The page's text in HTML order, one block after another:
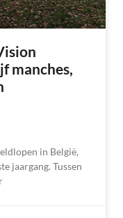
manches,
in België,
jaargang. Tussen